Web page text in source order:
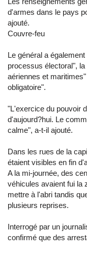
d'armes dans le pays
ajouté.
Couvre-feu
Le général a
processus électoral",
aériennes et
obligatoire".
"L'exercice du pouvoir
d'aujourd?hui. Le
calme", a-t-il ajouté.
Dans les rues de la
étaient visibles en fin
A la mi-journée, des
véhicules avaient fui la
mettre à l'abri tandis
plusieurs reprises.
Interrogé par un
confirmé que des